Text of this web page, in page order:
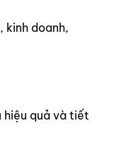
kinh doanh,
hiệu quả và tiết